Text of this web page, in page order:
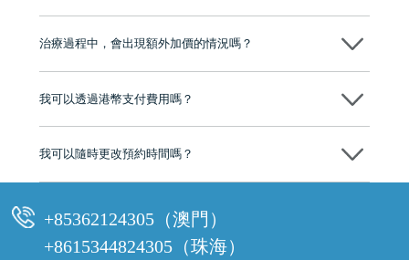
至今已服務超過三十個國家和地區的顧客，受到粵港澳大灣區及周邊城
有咨詢及服務保障中心，有任何問題都可以隨時預約免費咨詢，讓人十
治療過程中，會出現額外加價的情況嗎？
我可以透過港幣支付費用嗎？
可以。維港口腔會按照當日匯率轉算收取費用，而匯率會及時告知客人
我可以隨時更改預約時間嗎？
+85362124305（澳門）
+8615344824305（珠海）